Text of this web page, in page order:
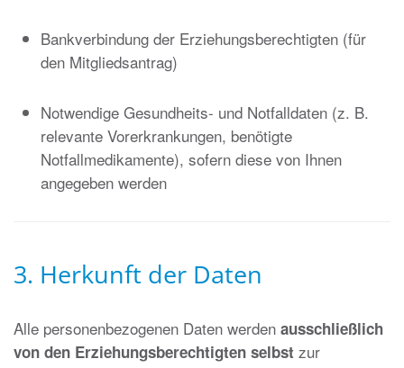
Bankverbindung der Erziehungsberechtigten (für
den Mitgliedsantrag)
Notwendige Gesundheits- und Notfalldaten (z. B.
relevante Vorerkrankungen, benötigte
Notfallmedikamente), sofern diese von Ihnen
angegeben werden
3. Herkunft der Daten
Alle personenbezogenen Daten werden ausschließlich
von den Erziehungsberechtigten selbst zur